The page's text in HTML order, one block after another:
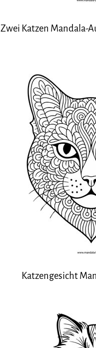
Zwei Katzen Mandala-
Katzengesicht